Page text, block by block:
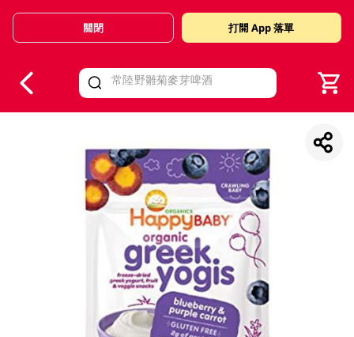
Valid Until 30 June 2026
關閉 打開 App 落單